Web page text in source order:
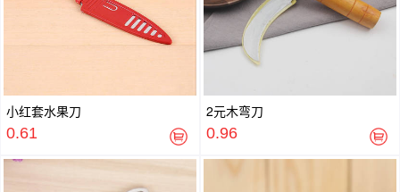
小红套水果刀
0.61
2元木弯刀
0.96